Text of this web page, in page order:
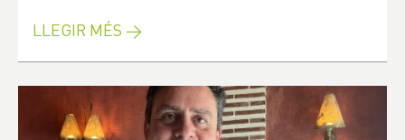
LLEGIR MÉS →